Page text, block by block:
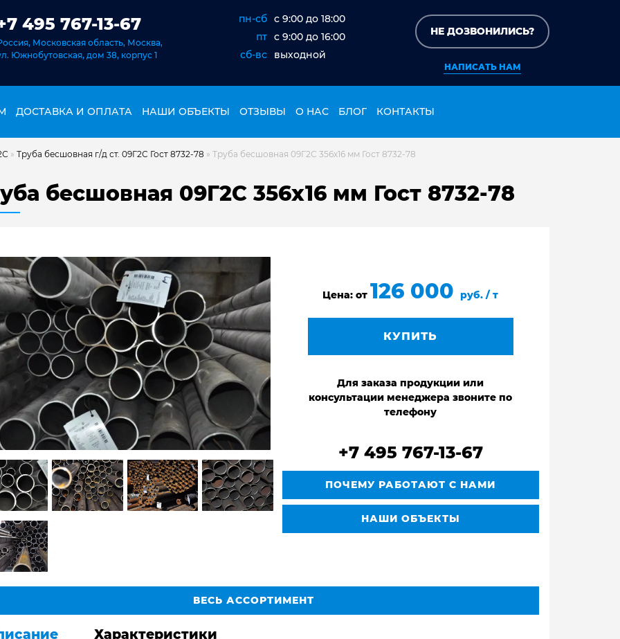
495 767-13-67
Московская область, Москва,
Южнобутовская, дом 38, корпус 1
пн-сб c 9:00 до 18:00
пт c 9:00 до 16:00
сб-вс
выходной
НЕ ДОЗВОНИЛИСЬ?
НАПИСАТЬ НАМ
ДОСТАВКА И ОПЛАТА НАШИ ОБЪЕКТЫ ОТЗЫВЫ О НАС БЛОГ КОНТАКТЫ
» Труба бесшовная г/д ст. 09Г2С Гост 8732-78 » Труба бесшовная 09Г2С 356х16 мм Гост 8732-78
бесшовная 09Г2С 356х16 мм Гост 8732-78
Цена: от 126 000руб. / т
КУПИТЬ
Для заказа продукции или
консультации менеджера звоните по
телефону
+7 495 767-13-67
ПОЧЕМУ РАБОТАЮТ С НАМИ
НАШИ ОБЪЕКТЫ
ВЕСЬ АССОРТИМЕНТ
Характеристики